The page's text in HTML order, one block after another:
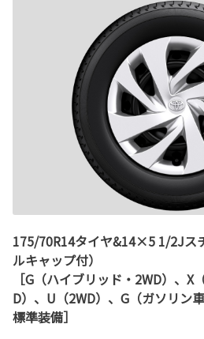
175/70R14タイヤ&14×5 1/2Jス
ルキャップ付）
［G（ハイブリッド・2WD）、X
D）、U（2WD）、G（ガソリン
標準装備］